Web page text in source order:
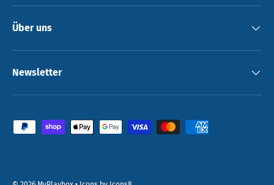
Über uns
Newsletter
Zahlungsmethoden